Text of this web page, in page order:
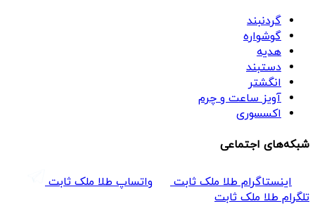
گردنبند
گوشواره
هدیه
دستبند
انگشتر
آویز ساعت و چرم
اکسسوری
شبکه‌های اجتماعی
اینستاگرام طلا ملک ثابت
واتساپ طلا ملک ثابت
تلگرام طلا ملک ثابت